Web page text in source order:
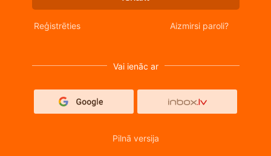
Reģistrēties Aizmirsi paroli?
Vai ienāc ar
Pilnā versija